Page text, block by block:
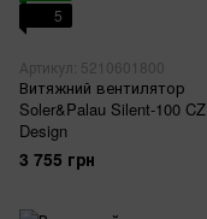
5
Артикул: 5210601800
Витяжний вентилятор
Soler&Palau Silent-100 CZ
Design
3 755 грн